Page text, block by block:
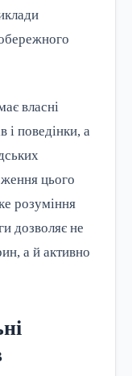
власні
і поведінки, а
цього
розуміння
дозволяє не
а й активно